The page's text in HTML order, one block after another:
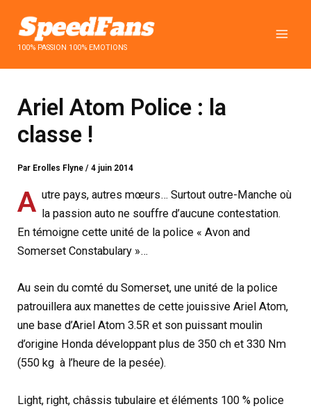
contenu100% PASSION 100% EMOTIONS
Ariel Atom Police : la
classe !
Par Erolles Flyne/4 juin 2014
A utre pays, autres mœurs… Surtout outre-Manche où
la passion auto ne souffre d’aucune contestation.
En témoigne cette unité de la police « Avon and
Somerset Constabulary »…
Au sein du comté du Somerset, une unité de la police
patrouillera aux manettes de cette jouissive Ariel Atom,
une base d’Ariel Atom 3.5R et son puissant moulin
d’origine Honda développant plus de 350 ch et 330 Nm
(550 kg à l’heure de la pesée).
Light, right, châssis tubulaire et éléments 100 % police